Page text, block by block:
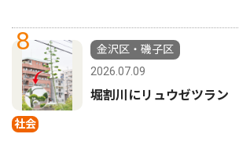
8
社会
金沢区・磯子区
2026.07.09
堀割川にリュウゼツラン